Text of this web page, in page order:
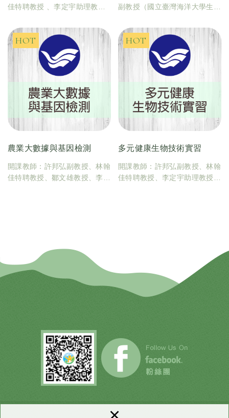
佳特聘教授 、李定宇助理教授
生物科技學系）
學分數：2
副教授（國立臺灣海洋大學生命
學分數：2
農業大數據與基因檢測
開課教師：許邦弘副教授、林翰
佳特聘教授、鄒文雄教授、李定
多元健康生物技術實習
開課教師：許邦弘副教授、林翰
佳特聘教授、李定宇助理教授